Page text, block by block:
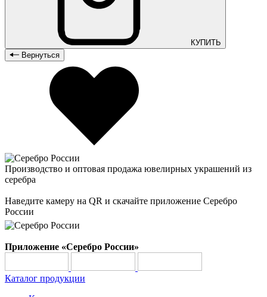
КУПИТЬ
Вернуться
Производство и оптовая продажа ювелирных украшений из
серебра
Наведите камеру на QR и скачайте приложение Серебро
России
Приложение «Серебро России»
Каталог продукции